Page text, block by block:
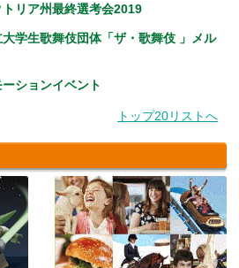
リア州最終選考会2019
学生歌舞伎団体「ザ・歌舞伎 」メル
ションイベント
トップ20リストへ